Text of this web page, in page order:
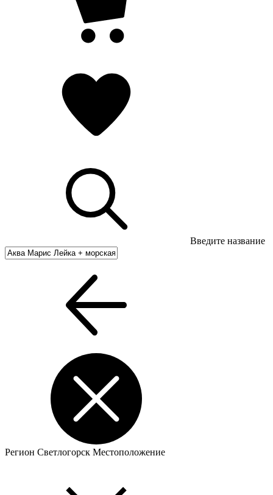
Введите название
Регион Светлогорск Местоположение